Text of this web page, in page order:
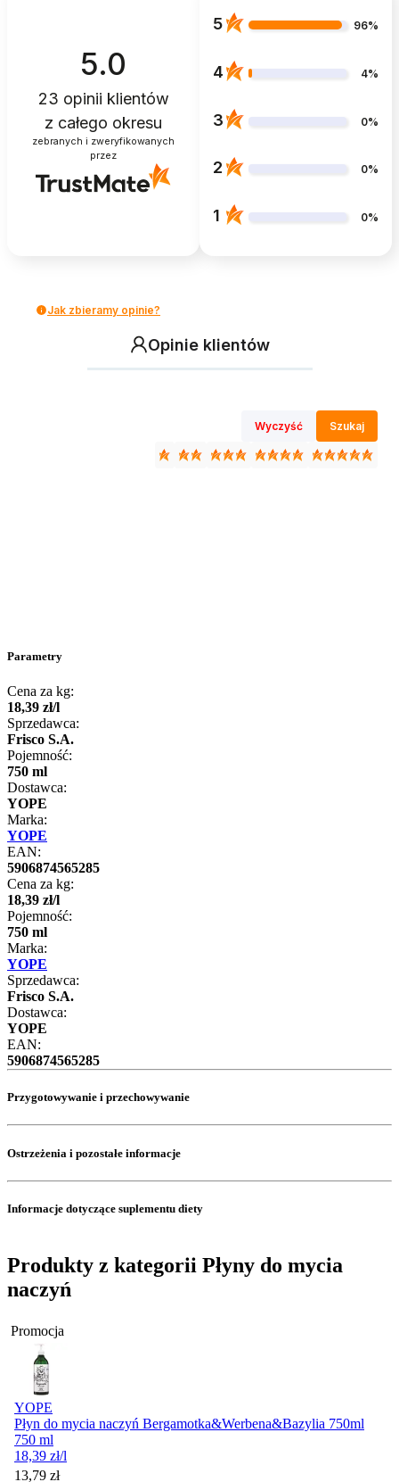
5.0
23 opinii klientów
z całego okresu
zebranych i zweryfikowanych
przez
5 96%
4 4%
3 0%
2 0%
1 0%
Jak zbieramy opinie?
Opinie klientów
Wyczyść Szukaj
Parametry
Cena za kg:
18,39 zł/l
Sprzedawca:
Frisco S.A.
Pojemność:
750 ml
Dostawca:
YOPE
Marka:
YOPE
EAN:
5906874565285
Cena za kg:
18,39 zł/l
Pojemność:
750 ml
Marka:
YOPE
Sprzedawca:
Frisco S.A.
Dostawca:
YOPE
EAN:
5906874565285
Przygotowywanie i przechowywanie
Ostrzeżenia i pozostałe informacje
Informacje dotyczące suplementu diety
Produkty z kategorii Płyny do mycia
naczyń
Promocja
YOPE
Płyn do mycia naczyń Bergamotka&Werbena&Bazylia 750ml
750 ml
18,39 zł/l
Cena promocyjna
13,79 zł